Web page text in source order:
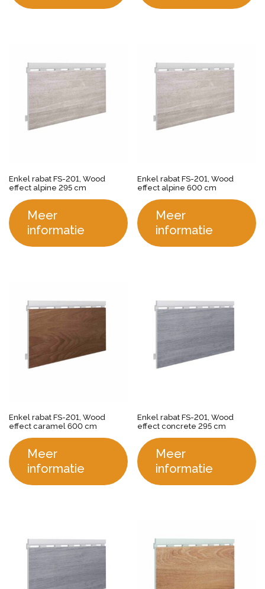
Enkel rabat FS-201, Wood
effect alpine 295 cm
Meer
informatie
Enkel rabat FS-201, Wood
effect alpine 600 cm
Meer
informatie
Enkel rabat FS-201, Wood
effect caramel 600 cm
Meer
informatie
Enkel rabat FS-201, Wood
effect concrete 295 cm
Meer
informatie